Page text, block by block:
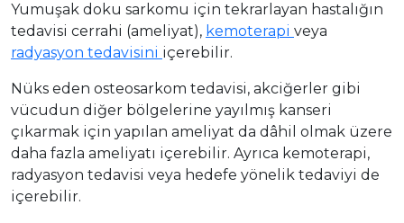
Yumuşak doku sarkomu için tekrarlayan hastalığın
tedavisi cerrahi (ameliyat), kemoterapi veya
radyasyon tedavisini içerebilir.
Nüks eden osteosarkom tedavisi, akciğerler gibi
vücudun diğer bölgelerine yayılmış kanseri
çıkarmak için yapılan ameliyat da dâhil olmak üzere
daha fazla ameliyatı içerebilir. Ayrıca kemoterapi,
radyasyon tedavisi veya hedefe yönelik tedaviyi de
içerebilir.